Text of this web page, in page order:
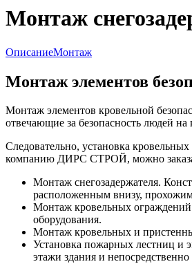
Монтаж
ОписаниеМонтаж
Монтаж элементов
Монтаж элементов кровельной
отвечающие за безопасность людей
Следовательно, установка
компанию ДИРС СТРОЙ, можно
Монтаж снегозадержателя.
расположенным внизу,
Монтаж кровельных
оборудования.
Монтаж кровельных и
Установка пожарных лестниц и
этажи здания и